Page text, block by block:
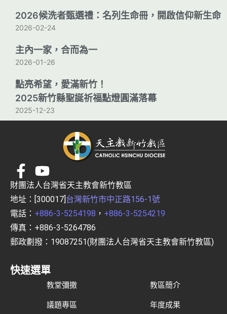
2026候洗者甄選禮：名列生命冊，開啟信仰新生命
2026-02-24
主內一家，合而為一
2026-01-26
點亮希望，愛滿新竹！
2025新竹縣聖誕祈福點燈圓滿落幕
2025-12-23
財團法人台灣省天主教會新竹教區
地址：[300017]台灣新竹市中正路156-1號
電話： +886-3-5254198 ， +886-3-5254219
傳真：+886-3-5264786
郵政劃撥：19087251(財團法人台灣省天主教會新竹教區)
快速選單
教堂彌撒 教區簡介
議題專區 年度成果